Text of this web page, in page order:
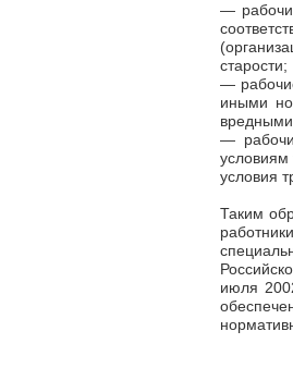
—
старости;
—
иными
—
условиям
условия
Таким
июля